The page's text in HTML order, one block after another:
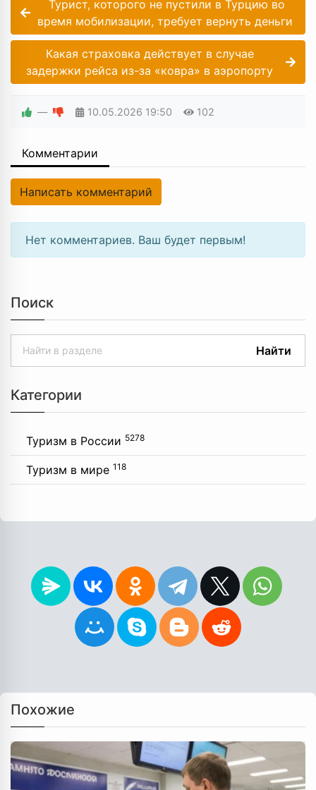
Турист, которого не пустили в Турцию во
время мобилизации, требует вернуть деньги
Какая страховка действует в случае
задержки рейса из-за «ковра» в аэропорту
— 10.05.2026 19:50 102
Комментарии
Написать комментарий
Нет комментариев. Ваш будет первым!
Поиск
Найти
Категории
Туризм в России 5278
Туризм в мире 118
Похожие